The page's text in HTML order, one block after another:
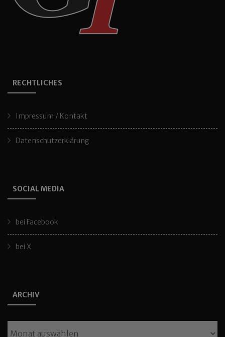
RECHTLICHES
Impressum / Kontakt
Datenschutzerklärung
SOCIAL MEDIA
bei Facebook
bei X
ARCHIV